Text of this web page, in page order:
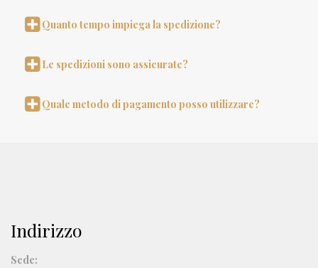
Quanto tempo impiega la spedizione?
Le spedizioni sono assicurate?
Quale metodo di pagamento posso utilizzare?
Indirizzo
Sede: